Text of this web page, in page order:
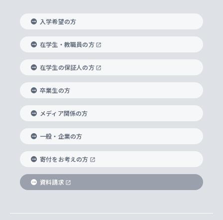
経済学部
外国語学部
総合グローバル学部
国際教養学部
理工学部
Futures） – 持続可能な未来を考える６学科連携
キリスト教人間学
身体知
思考と表現
データサイエンス
言語教育研究センター
上智大学のグローバル教育
グローバル教育センター
上智大学で学ぶ
海外で学ぶ
学びのサポート
大学院
神学研究科
実践宗教学研究科
総合人間科学研究科
助産学専攻科
生涯学習
国際言語情報研究所
グローバル・コンサーン研究所
比較文化研究所
ヨーロッパ研究所
アジア文化研究所
アメリカ・カナダ研究所
知的財産
研究支援制度
重点領域研究・自由課題研究
研究活動に関する法令・研究費の使用について
課外教育プログラム
ボランティア活動
グローバルな学びのコミュニティ
学生の相談窓口
心身の健康相談
ハラスメント防止の取り組み
障がいのある学生への支援
キャリア形成サポート
キャリア形成支援プログラム
就職（内定先）・進路統計
企業の採用ご担当者様へのご案内
住まいのサポート
入れの方針）
科目等履修生
研究生・外国人特別研究生・国費留学生
交換留学生(海外大学から上智大学で学ぶ)
ノンディグリー生
Sophia Short-term Program受講生
学費・奨学金
学部入学前に出願する奨学金
理事長・学長メッセージ
学長・副学長紹介
上智大学の精神
上智大学の理念
上智大学の沿革
ソフィア・アーカイブズ
上智大学とカトリック
グローバルエンゲージメント
上智大学を訪れた世界の知性
国連Weeks・アフリカWeeks
ダイバーシティ＆サステナビリティへの取り組み
上智大学公式ソーシャルメディア
学校法人上智学院について
数字で見る上智大学
上智大学のネットワーク
上智大学の出版物
入学希望の方
在学生・教職員の方
在学生の保証人の方
卒業生の方
メディア関係の方
一般・企業の方
寄付をお考えの方
資料請求